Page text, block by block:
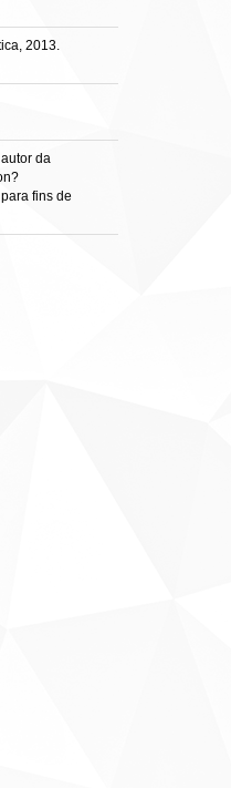
2013.
da
fins de